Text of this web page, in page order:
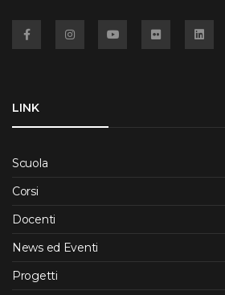
LINK
Scuola
Corsi
Docenti
News ed Eventi
Progetti